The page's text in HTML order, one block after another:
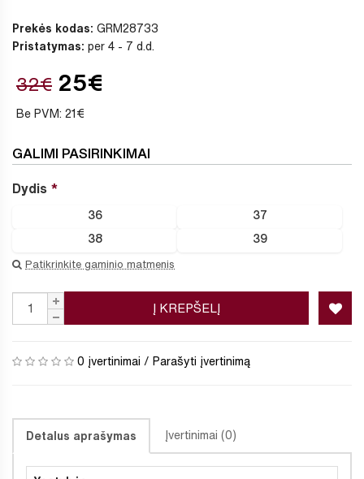
Prekės kodas: GRM28733
Pristatymas: per 4 - 7 d.d.
32€ 25€
Be PVM: 21€
GALIMI PASIRINKIMAI
Dydis
36 37
38 39
Patikrinkite gaminio matmenis
Į KREPŠELĮ
0 įvertinimai / Parašyti įvertinimą
Detalus aprašymas Įvertinimai (0)